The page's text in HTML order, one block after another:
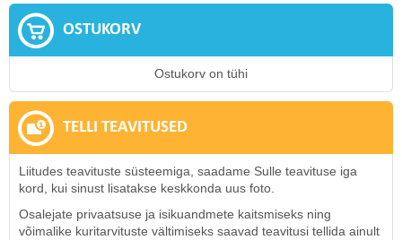
OSTUKORV
Ostukorv on tühi
TELLI TEAVITUSED
Liitudes teavituste süsteemiga, saadame Sulle teavituse iga
kord, kui sinust lisatakse keskkonda uus foto.
Osalejate privaatsuse ja isikuandmete kaitsmiseks ning
võimalike kuritarvituste vältimiseks saavad teavitusi tellida ainult